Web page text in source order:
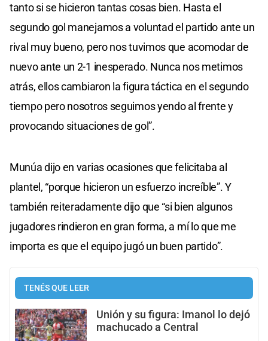
tanto si se hicieron tantas cosas bien. Hasta el
segundo gol manejamos a voluntad el partido ante un
rival muy bueno, pero nos tuvimos que acomodar de
nuevo ante un 2-1 inesperado. Nunca nos metimos
atrás, ellos cambiaron la figura táctica en el segundo
tiempo pero nosotros seguimos yendo al frente y
provocando situaciones de gol”.
Munúa dijo en varias ocasiones que felicitaba al
plantel, “porque hicieron un esfuerzo increíble”. Y
también reiteradamente dijo que “si bien algunos
jugadores rindieron en gran forma, a mí lo que me
importa es que el equipo jugó un buen partido”.
TENÉS QUE LEER
Unión y su figura: Imanol lo dejó
machucado a Central